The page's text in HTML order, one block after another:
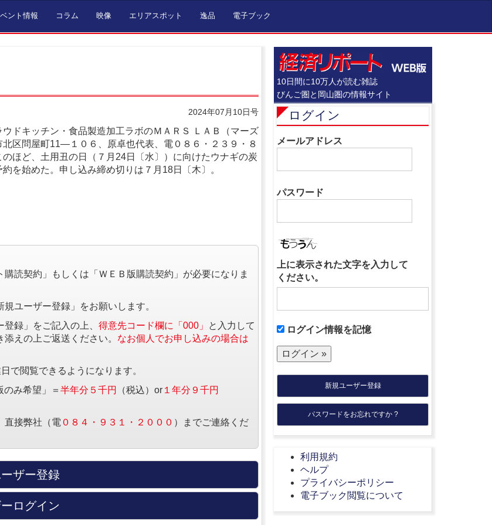
ント情報 コラム 映像 エリアスポット 逸品 電子ブック
2024年07月10日号
ウドキッチン・食品製造加工ラボのＭＡＲＳ ＬＡＢ（マーズ
北区問屋町11―１０６、原卓也代表、電０８６・２３９・８
のほど、土用丑の日（７月24日〔水〕）に向けたウナギの炭
を始めた。申し込み締め切りは７月18日〔木〕。
読契約」もしくは「ＷＥＢ版購読契約」が必要になりま
ユーザー登録」をお願いします。
録」をご記入の上、 得意先コード欄に「000」
と入力して
えの上ご返送ください。 なお個人でお申し込みの場合は
で閲覧できるようになります。
のみ希望」＝ 半年分５千円 （税込）or １年分９千円
直接弊社（電 ０８４・９３１・２０００ ）までご連絡くだ
ザー登録
ログイン
10日間に10万人が読む雑誌
びんご圏と岡山圏の情報サイト
ログイン
メールアドレス
パスワード
上に表示された文字を入力して
ください。
ログイン情報を記憶
新規ユーザー登録
パスワードをお忘れですか ?
利用規約
ヘルプ
プライバシーポリシー
電子ブック閲覧について